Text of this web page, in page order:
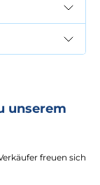
unserem
freuen sich